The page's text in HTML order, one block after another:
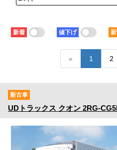
保存した
トラッ
少ない順
多い順
少ない順
多い順
新着 値下げ
« 1 2
新古車
UDトラックス クオン 2RG-